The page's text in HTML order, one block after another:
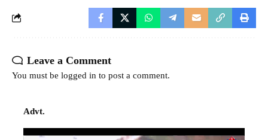
Leave a Comment
You must be logged in to post a comment.
Advt.
Video